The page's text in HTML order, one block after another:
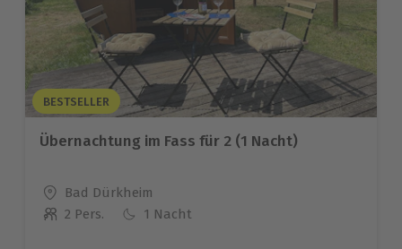
BESTSELLER
Übernachtung im Fass für 2 (1 Nacht)
Standort
Bad Dürkheim
Anzahl der Teilnehmer
2 Pers. 1 Nacht